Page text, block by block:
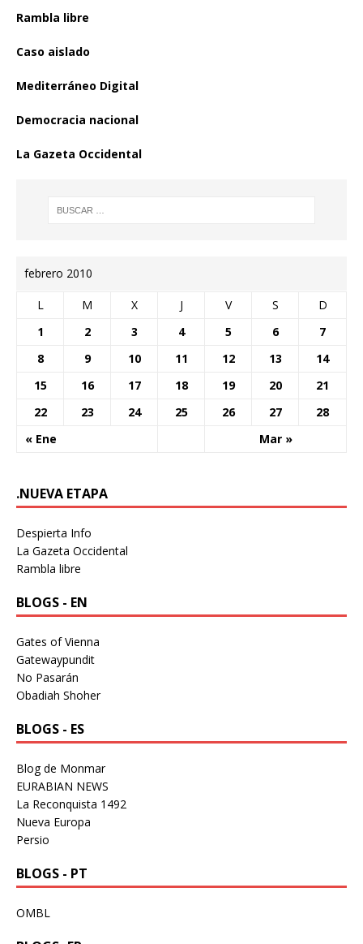
Rambla libre
Caso aislado
Mediterráneo Digital
Democracia nacional
La Gazeta Occidental
febrero 2010
L M X J V S D
« Ene Mar »
1 2 3 4 5 6
7
8
9 10 11 12 13
14
15
16 17 18 19 20
21
22
23 24 25 26 27 28
.NUEVA ETAPA
Despierta Info
La Gazeta Occidental
Rambla libre
BLOGS - EN
Gates of Vienna
Gatewaypundit
No Pasarán
Obadiah Shoher
BLOGS - ES
Blog de Monmar
EURABIAN NEWS
La Reconquista 1492
Nueva Europa
Persio
BLOGS - PT
OMBL